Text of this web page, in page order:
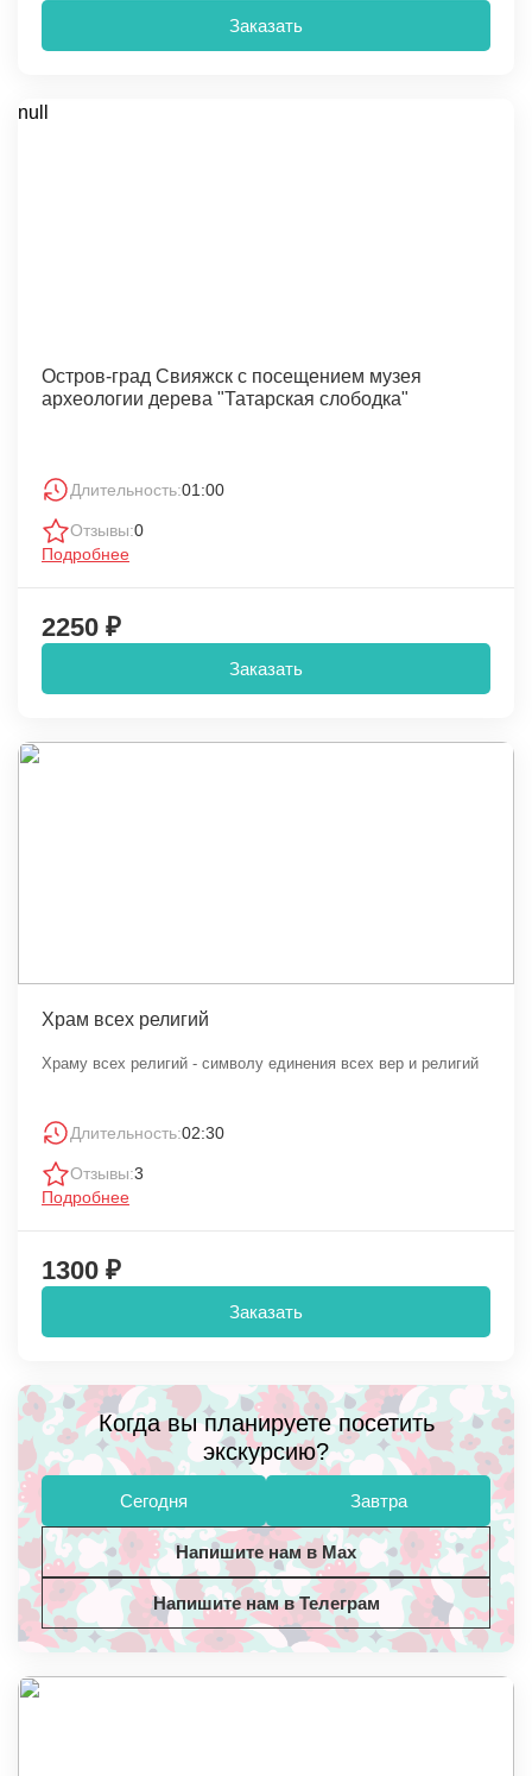
Заказать
null
Остров-град Свияжск с посещением музея
археологии дерева "Татарская слободка"
Длительность:01:00
Отзывы:0
Подробнее
2250 ₽
Заказать
Храм всех религий
Храму всех религий - символу единения всех вер и религий
Длительность:02:30
Отзывы:3
Подробнее
1300 ₽
Заказать
Когда вы планируете посетить
экскурсию?
Сегодня Завтра
Напишите нам в Max
Напишите нам в Телеграм